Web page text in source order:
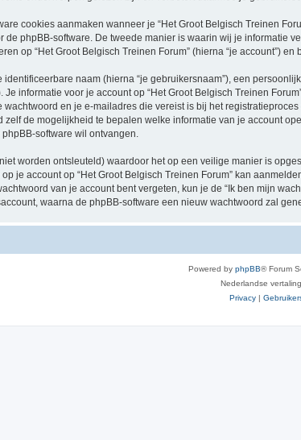
cookies aanmaken wanneer je “Het Groot Belgisch Treinen
de phpBB-software. De tweede manier is waarin wij je
op “Het Groot Belgisch Treinen Forum” (hierna “je account”)
naam (hierna “je gebruikersnaam”), een
Je informatie voor je account op “Het Groot Belgisch Treinen
en je e-mailadres die vereist is bij het
zelf de mogelijkheid te bepalen welke informatie van je account
software wil ontvangen.
worden ontsleuteld) waardoor het op een veilige manier is
je account op “Het Groot Belgisch Treinen Forum” kan
van je account bent vergeten, kun je de “Ik ben mijn
waarna de phpBB-software een nieuw wachtwoord zal
Powered by phpBB® Forum
Nederlandse
Privacy |